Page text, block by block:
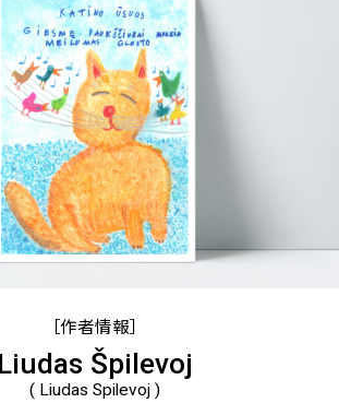
［作者情報］
Liudas Špilevoj
( Liudas Spilevoj )